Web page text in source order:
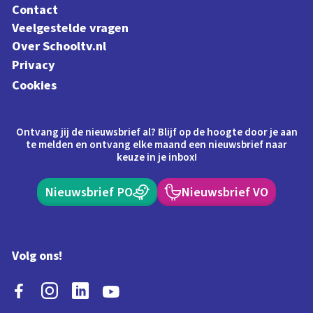
Contact
Veelgestelde vragen
Over Schooltv.nl
Privacy
Cookies
Ontvang jij de nieuwsbrief al? Blijf op de hoogte door je aan
te melden en ontvang elke maand een nieuwsbrief naar
keuze in je inbox!
Nieuwsbrief PO Nieuwsbrief VO
Volg ons!